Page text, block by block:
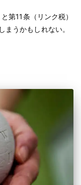
第11条（リンク税）
うかもしれない。